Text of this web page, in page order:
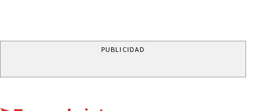
PUBLICIDAD